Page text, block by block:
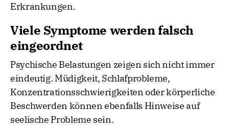
Erkrankungen.
Viele Symptome werden falsch
eingeordnet
Psychische Belastungen zeigen sich nicht immer
eindeutig. Müdigkeit, Schlafprobleme,
Konzentrationsschwierigkeiten oder körperliche
Beschwerden können ebenfalls Hinweise auf
seelische Probleme sein.